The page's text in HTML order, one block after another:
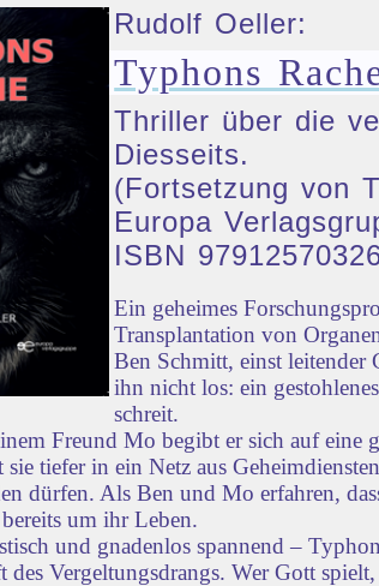
Rudolf Oeller:
Typhons
Thriller über die
Diesseits.
(Fortsetzung von
Europa
ISBN
Ein geheimes
Transplantation von
Ben Schmitt, einst
ihn nicht los: ein
schreit.
Freund Mo begibt er sich auf
tiefer in ein Netz aus
dürfen. Als Ben und Mo erfahren,
um ihr Leben.
und gnadenlos spannend –
des Vergeltungsdrangs. Wer Gott